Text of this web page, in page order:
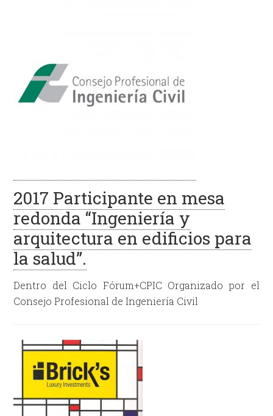
2017 Participante en mesa
redonda “Ingeniería y
arquitectura en edificios para
la salud”.
Dentro del Ciclo Fórum+CPIC Organizado por el
Consejo Profesional de Ingeniería Civil